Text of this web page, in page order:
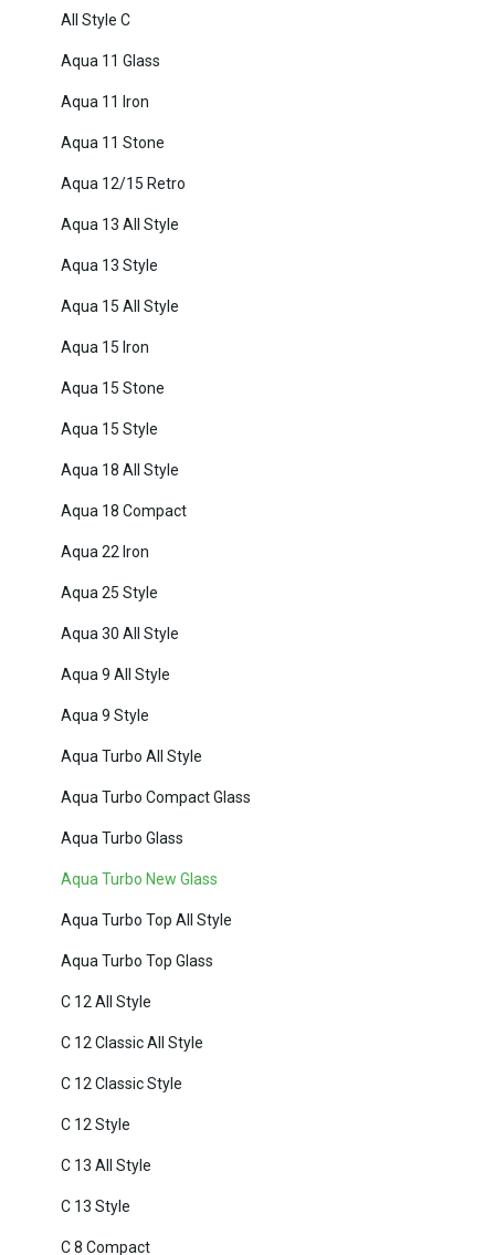
All Style C
Aqua 11 Glass
Aqua 11 Iron
Aqua 11 Stone
Aqua 12/15 Retro
Aqua 13 All Style
Aqua 13 Style
Aqua 15 All Style
Aqua 15 Iron
Aqua 15 Stone
Aqua 15 Style
Aqua 18 All Style
Aqua 18 Compact
Aqua 22 Iron
Aqua 25 Style
Aqua 30 All Style
Aqua 9 All Style
Aqua 9 Style
Aqua Turbo All Style
Aqua Turbo Compact Glass
Aqua Turbo Glass
Aqua Turbo New Glass
Aqua Turbo Top All Style
Aqua Turbo Top Glass
C 12 All Style
C 12 Classic All Style
C 12 Classic Style
C 12 Style
C 13 All Style
C 13 Style
C 8 Compact